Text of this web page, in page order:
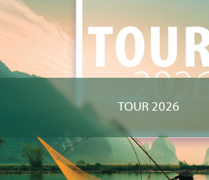
TOUR 2026